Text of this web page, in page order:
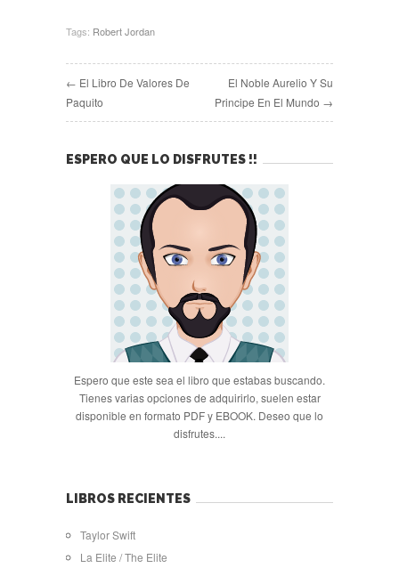
Tags: Robert Jordan
← El Libro De Valores De
Paquito
El Noble Aurelio Y Su
Principe En El Mundo →
ESPERO QUE LO DISFRUTES !!
Espero que este sea el libro que estabas buscando.
Tienes varias opciones de adquirirlo, suelen estar
disponible en formato PDF y EBOOK. Deseo que lo
disfrutes....
LIBROS RECIENTES
Taylor Swift
La Elite / The Elite